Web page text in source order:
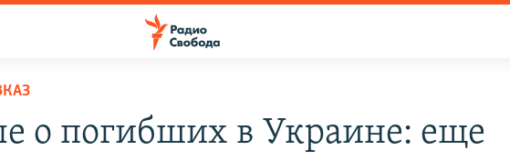
о погибших в Украине: еще